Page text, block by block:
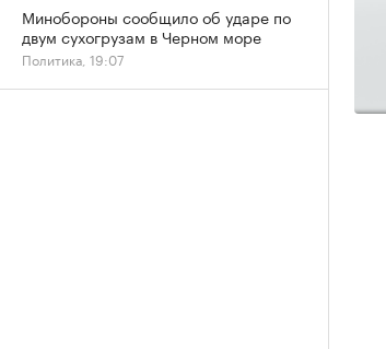
Минобороны сообщило об ударе по
двум сухогрузам в Черном море
Политика, 19:07